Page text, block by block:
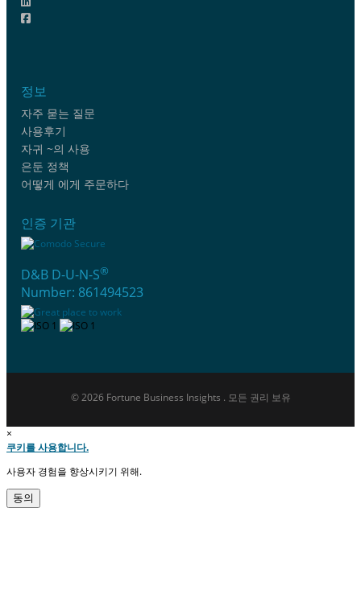
정보
자주 묻는 질문
사용후기
자귀 ~의 사용
은둔 정책
어떻게 에게 주문하다
인증 기관
D&B D-U-N-S®
Number: 861494523
© 2026 Fortune Business Insights . 모든 권리 보유
×
쿠키를 사용합니다.
사용자 경험을 향상시키기 위해.
동의